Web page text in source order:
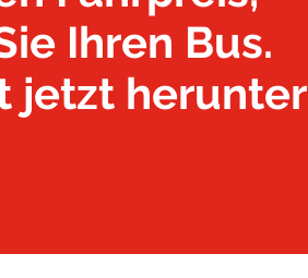
Ihren Bus.
jetzt herunter